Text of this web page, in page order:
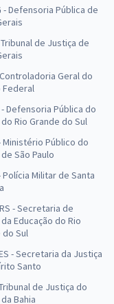
- Defensoria Pública de
Tribunal de Justiça de
Controladoria Geral do
- Defensoria Pública do
Rio Grande do Sul
Ministério Público do
São Paulo
Polícia Militar de Santa
RS - Secretaria de
Educação do Rio
do Sul
- Secretaria da Justiça
Santo
de Justiça do
Bahia